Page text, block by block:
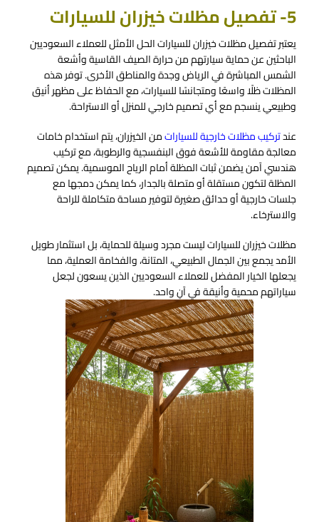
5- تفصيل مظلات خيزران للسيارات
يعتبر تفصيل مظلات خيزران للسيارات الحل الأمثل للعملاء السعوديين
الباحثين عن حماية سيارتهم من حرارة الصيف القاسية وأشعة
الشمس المباشرة في الرياض وجدة والمناطق الأخرى. توفر هذه
المظلات ظلًا واسعًا ومتجانسًا للسيارات، مع الحفاظ على مظهر أنيق
وطبيعي ينسجم مع أي تصميم خارجي للمنزل أو الاستراحة.
عندتركيب مظلات خارجية للسياراتمن الخيزران، يتم استخدام خامات
معالجة مقاومة للأشعة فوق البنفسجية والرطوبة، مع تركيب
هندسي آمن يضمن ثبات المظلة أمام الرياح الموسمية. يمكن تصميم
المظلة لتكون مستقلة أو متصلة بالجدار، كما يمكن دمجها مع
جلسات خارجية أو حدائق صغيرة لتوفير مساحة متكاملة للراحة
والاسترخاء.
مظلات خيزران للسيارات ليست مجرد وسيلة للحماية، بل استثمار طويل
الأمد يجمع بين الجمال الطبيعي، المتانة، والفخامة العملية، مما
يجعلها الخيار المفضل للعملاء السعوديين الذين يسعون لجعل
سياراتهم محمية وأنيقة في آنٍ واحد.